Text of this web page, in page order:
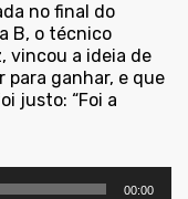
no final do
B, o técnico
vincou a ideia de
para ganhar, e que
justo: “Foi a
00:00